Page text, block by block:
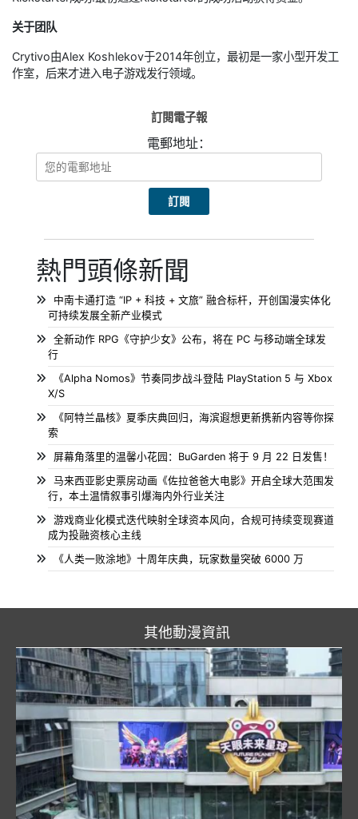
关于团队
Crytivo由Alex Koshlekov于2014年创立，最初是一家小型开发工
作室，后来才进入电子游戏发行领域。
訂閱電子報
電郵地址：
熱門頭條新聞
中南卡通打造 “IP + 科技 + 文旅” 融合标杆，开创国漫实体化
可持续发展全新产业模式
全新动作 RPG《守护少女》公布，将在 PC 与移动端全球发
行
《Alpha Nomos》节奏同步战斗登陆 PlayStation 5 与 Xbox
X/S
《阿特兰晶核》夏季庆典回归，海滨遐想更新携新内容等你探
索
屏幕角落里的温馨小花园：BuGarden 将于 9 月 22 日发售！
马来西亚影史票房动画《佐拉爸爸大电影》开启全球大范围发
行，本土温情叙事引爆海内外行业关注
游戏商业化模式迭代映射全球资本风向，合规可持续变现赛道
成为投融资核心主线
《人类一败涂地》十周年庆典，玩家数量突破 6000 万
其他動漫資訊